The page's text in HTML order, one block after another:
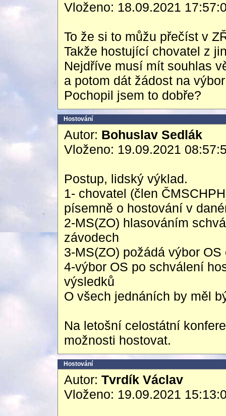
Vloženo: 18.09.2021
To že si to můžu přečíst v
Takže hostující chovatel z
Nejdříve musí mít souhlas
a potom dát žádost na
Pochopil jsem to dobře?
Hostování
Autor: Bohuslav Sedlák
Vloženo: 19.09.2021
Postup, lidský výklad.
1- chovatel (člen
písemně o hostování v
2-MS(ZO) hlasováním
závodech
3-MS(ZO) požádá výbor
4-výbor OS po schválení
výsledků
O všech jednáních by měl
Na letošní celostátní
možnosti hostovat.
Hostování
Autor: Tvrdík Václav
Vloženo: 19.09.2021